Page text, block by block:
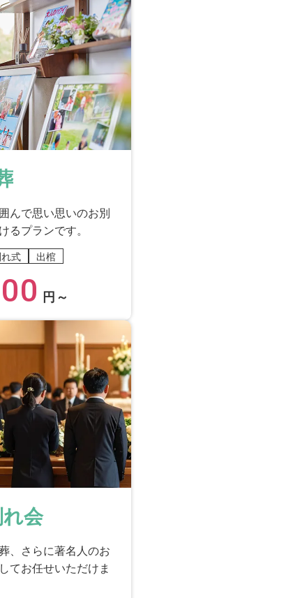
んで思い思いのお別
るプランです。
式 出棺
円～
会
、さらに著名人のお
てお任せいただけま